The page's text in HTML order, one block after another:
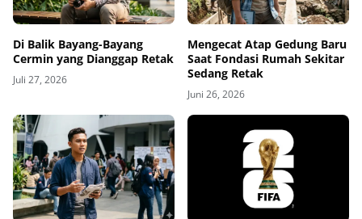
Di Balik Bayang-Bayang
Cermin yang Dianggap Retak
Juli 27, 2026
Mengecat Atap Gedung Baru
Saat Fondasi Rumah Sekitar
Sedang Retak
Juni 26, 2026